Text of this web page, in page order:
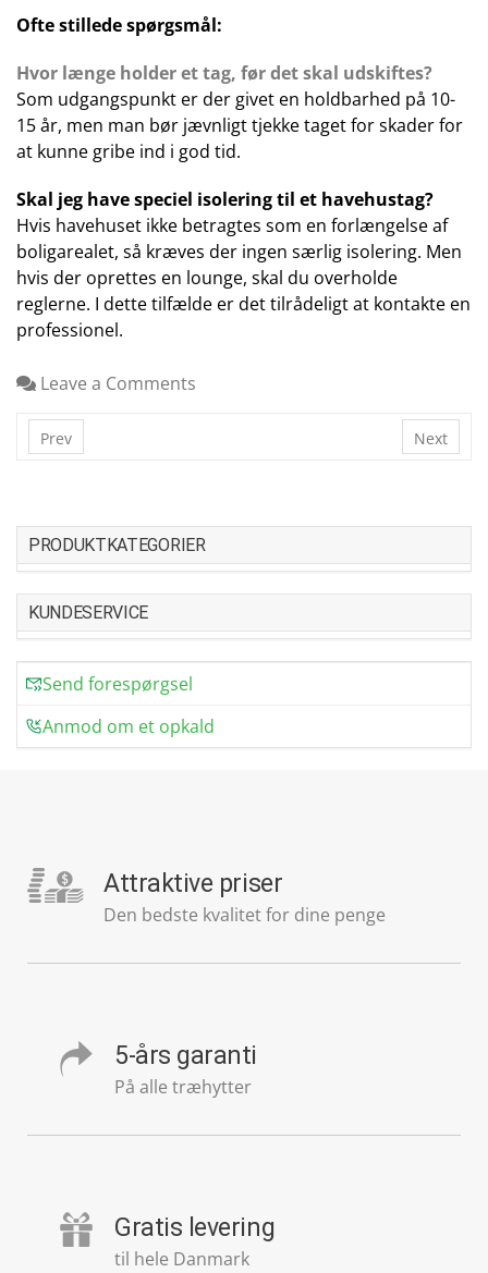
Ofte stillede spørgsmål:
Hvor længe holder et tag, før det skal udskiftes?
Som udgangspunkt er der givet en holdbarhed på 10-
15 år, men man bør jævnligt tjekke taget for skader for
at kunne gribe ind i god tid.
Skal jeg have speciel isolering til et havehustag?
Hvis havehuset ikke betragtes som en forlængelse af
boligarealet, så kræves der ingen særlig isolering. Men
hvis der oprettes en lounge, skal du overholde
reglerne. I dette tilfælde er det tilrådeligt at kontakte en
professionel.
Leave a Comments
Prev Next
PRODUKTKATEGORIER
KUNDESERVICE
Send forespørgsel
Anmod om et opkald
Attraktive priser
Den bedste kvalitet for dine penge
5-års garanti
På alle træhytter
Gratis levering
til hele Danmark